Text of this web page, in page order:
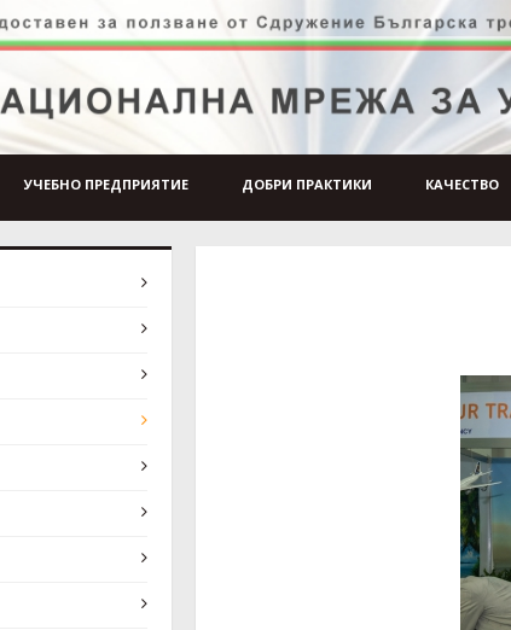
УЧЕБНО ПРЕДПРИЯТИЕ ДОБРИ ПРАКТИКИ КАЧЕСТВО